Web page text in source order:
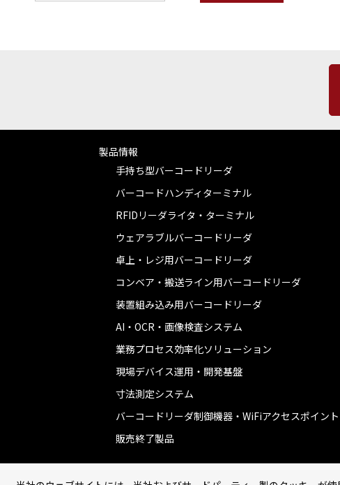
製品情報
手持ち型バーコードリーダ
バーコードハンディターミナル
RFIDリーダライタ・ターミナル
ウェアラブルバーコードリーダ
卓上・レジ用バーコードリーダ
コンベア・搬送ライン用バーコードリーダ
装置組み込み用バーコードリーダ
AI・OCR・画像検査システム
業務プロセス効率化ソリューション
現場デバイス運用・開発基盤
寸法測定システム
バーコードリーダ制御機器・WiFiアクセスポイント
販売終了製品